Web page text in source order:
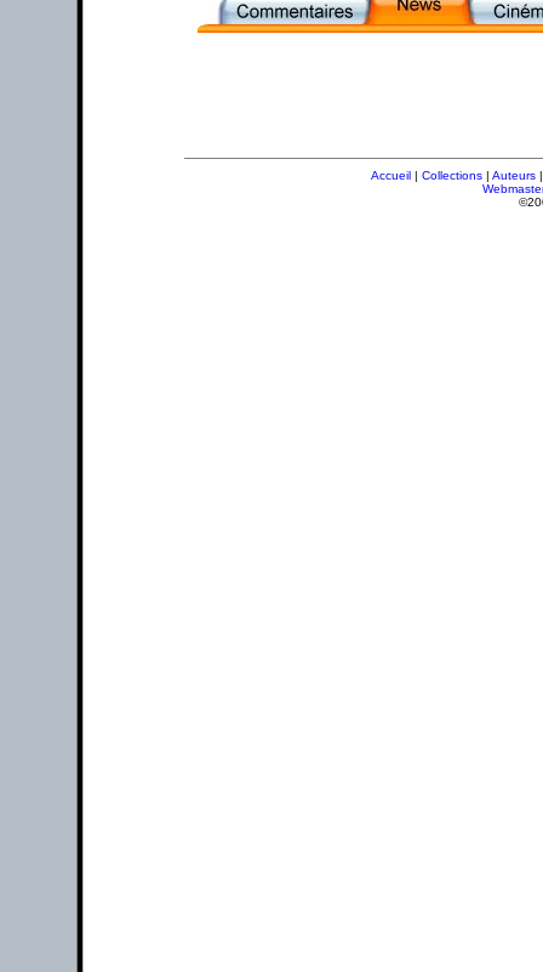
Accueil | Collections | Auteurs